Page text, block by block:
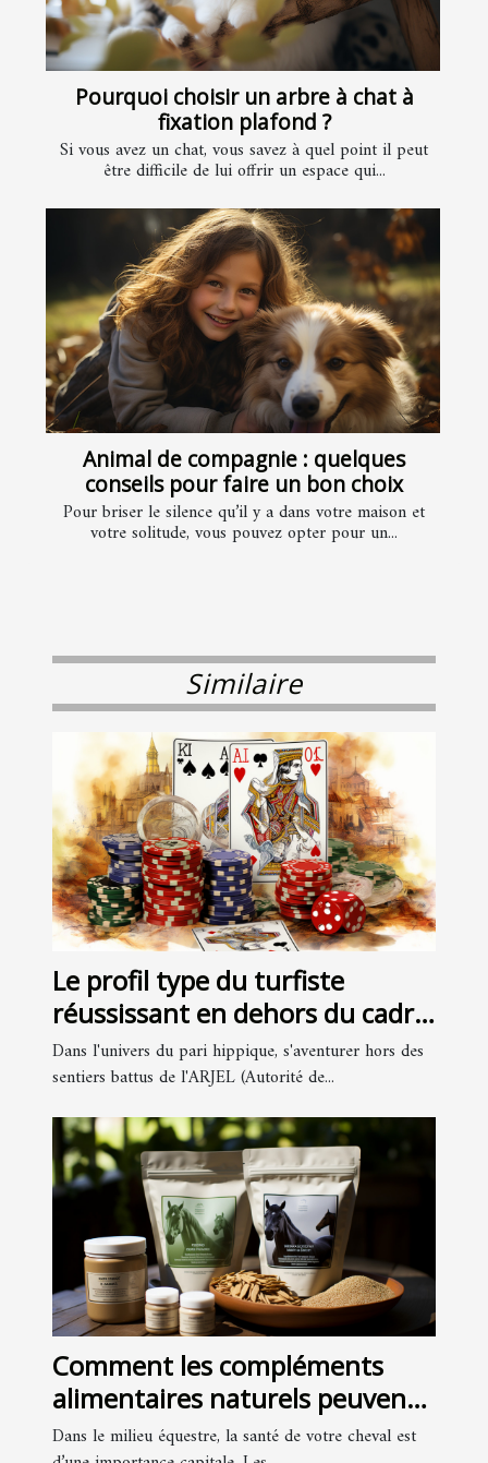
Pourquoi choisir un arbre à chat à
fixation plafond ?
Si vous avez un chat, vous savez à quel point il peut
être difficile de lui offrir un espace qui...
Animal de compagnie : quelques
conseils pour faire un bon choix
Pour briser le silence qu’il y a dans votre maison et
votre solitude, vous pouvez opter pour un...
Similaire
Le profil type du turfiste
réussissant en dehors du cadre
ARJEL
Dans l'univers du pari hippique, s'aventurer hors des
sentiers battus de l'ARJEL (Autorité de...
Comment les compléments
alimentaires naturels peuvent
améliorer la santé de votre
Dans le milieu équestre, la santé de votre cheval est